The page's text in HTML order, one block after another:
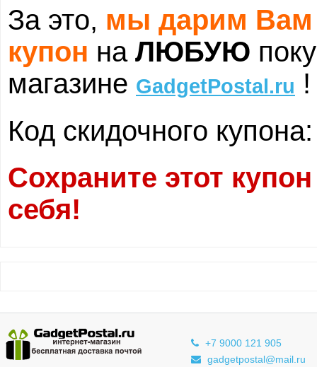
За это, мы дарим Вам
купон на ЛЮБУЮ
магазине GadgetPostal.ru !
Код скидочного
Сохраните этот
себя!
+7 9000 121 905
gadgetpostal@mail.ru